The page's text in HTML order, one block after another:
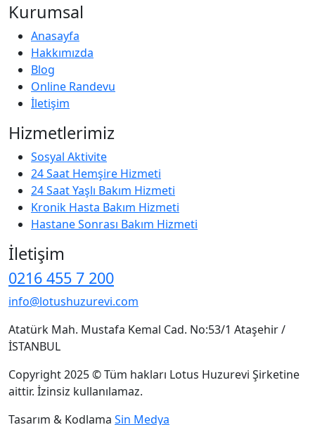
Kurumsal
Anasayfa
Hakkımızda
Blog
Online Randevu
İletişim
Hizmetlerimiz
Sosyal Aktivite
24 Saat Hemşire Hizmeti
24 Saat Yaşlı Bakım Hizmeti
Kronik Hasta Bakım Hizmeti
Hastane Sonrası Bakım Hizmeti
İletişim
0216 455 7 200
info@lotushuzurevi.com
Atatürk Mah. Mustafa Kemal Cad. No:53/1 Ataşehir /
İSTANBUL
Copyright 2025 © Tüm hakları Lotus Huzurevi Şirketine
aittir. İzinsiz kullanılamaz.
Tasarım & Kodlama Sin Medya